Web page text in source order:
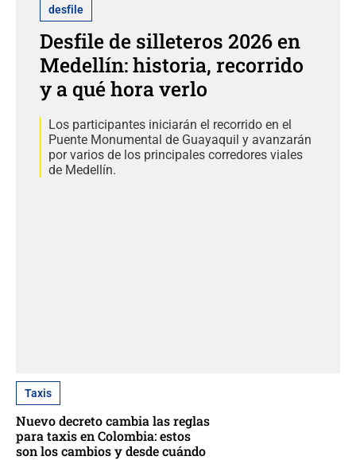
desfile
Desfile de silleteros 2026 en
Medellín: historia, recorrido
y a qué hora verlo
Los participantes iniciarán el recorrido en el
Puente Monumental de Guayaquil y avanzarán
por varios de los principales corredores viales
de Medellín.
Taxis
Nuevo decreto cambia las reglas
para taxis en Colombia: estos
son los cambios y desde cuándo